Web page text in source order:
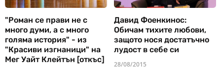
"Роман се прави не с
много думи, а с много
голяма история" - из
"Красиви изгнаници" на
Мег Уайт Клейтън [откъс]
Давид Фоенкинос:
Обичам тихите любови,
защото нося достатъчно
лудост в себе си
28/08/2015